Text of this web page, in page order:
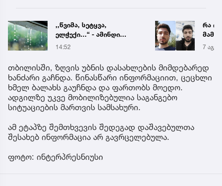
,,წვიმა, სეტყვა,
ელჭექი…“ - ამინდი
უარესდება
14:52
რა
7 აგვ
თბილისში, ზღვის უბნის დასახლების მიმდებარედ
ხანძარი გაჩნდა. წინასწარი ინფორმაციით, ცეცხლი
ხმელ ბალახს გაუჩნდა და ფართობს მოედო.
ადგილზე უკვე მობილიზებულია საგანგებო
სიტუაციების მართვის სამსახური.
ამ ეტაპზე შემთხვევის შედეგად დაშავებულთა
შესახებ ინფორმაცია არ გავრცელებულა.
ფოტო: ინტერპრესნიუსი